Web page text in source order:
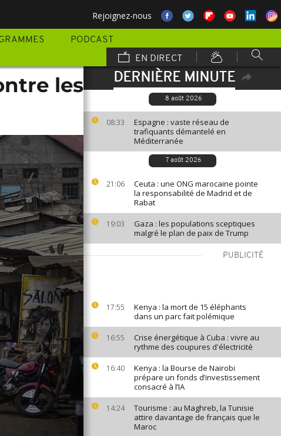
Rejoignez-nous
PODCAST
EN DIRECT
DERNIÈRE MINUTE
8 août 2026
08:33
Espagne : vaste réseau de
trafiquants démantelé en
Méditerranée
7 août 2026
21:06
Ceuta : une ONG marocaine pointe
la responsabilité de Madrid et de
Rabat
19:03
Gaza : les populations sceptiques
malgré le plan de paix de Trump
PUBLICITÉ
17:55
Kenya : la mort de 15 éléphants
dans un parc fait polémique
16:55
Crise énergétique à Cuba : vivre au
rythme des coupures d'électricité
16:40
Kenya : la Bourse de Nairobi
prépare un fonds d’investissement
consacré à l’IA
14:24
Tourisme : au Maghreb, la Tunisie
attire davantage de français que le
Maroc
les